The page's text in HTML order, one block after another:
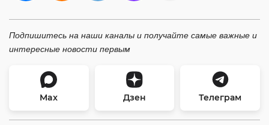
Подпишитесь на наши каналы и получайте самые важные и
интересные новости первым
Max Дзен Телеграм